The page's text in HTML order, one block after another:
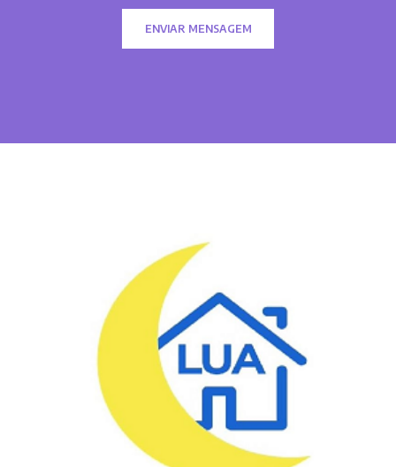
ENVIAR MENSAGEM